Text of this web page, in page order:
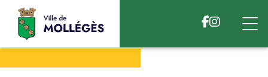
Accéder au contenu